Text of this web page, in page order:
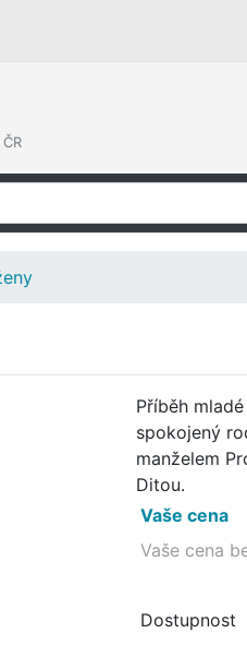
Příběh
spokojený
manželem
Ditou.
Vaše cena
Vaše cena
Dostupnost